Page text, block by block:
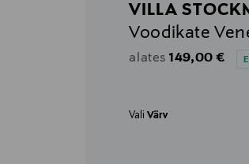
VILLA
Voodikate
alates Original
149,00 €
ValiVärv